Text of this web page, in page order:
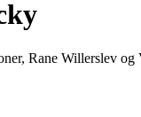
Rane Willerslev